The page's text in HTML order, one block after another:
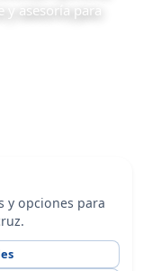
y asesoría para
y opciones para